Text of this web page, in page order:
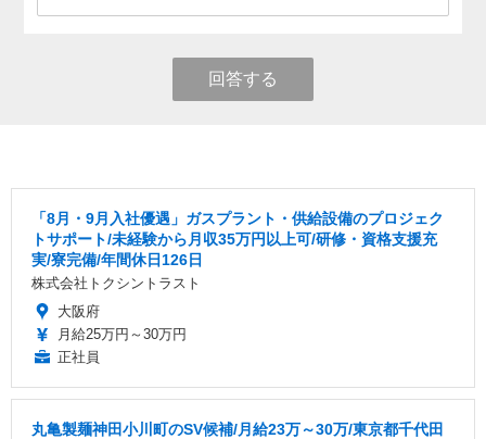
回答する
「8月・9月入社優遇」ガスプラント・供給設備のプロジェク
トサポート/未経験から月収35万円以上可/研修・資格支援充
実/寮完備/年間休日126日
株式会社トクシントラスト
大阪府
月給25万円～30万円
正社員
丸亀製麺神田小川町のSV候補/月給23万～30万/東京都千代田